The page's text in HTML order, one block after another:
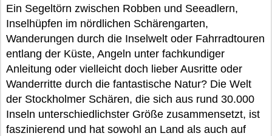
Ein Segeltörn zwischen Robben und Seeadlern,
Inselhüpfen im nördlichen Schärengarten,
Wanderungen durch die Inselwelt oder Fahrradtouren
entlang der Küste, Angeln unter fachkundiger
Anleitung oder vielleicht doch lieber Ausritte oder
Wanderritte durch die fantastische Natur? Die Welt
der Stockholmer Schären, die sich aus rund 30.000
Inseln unterschiedlichster Größe zusammensetzt, ist
faszinierend und hat sowohl an Land als auch auf